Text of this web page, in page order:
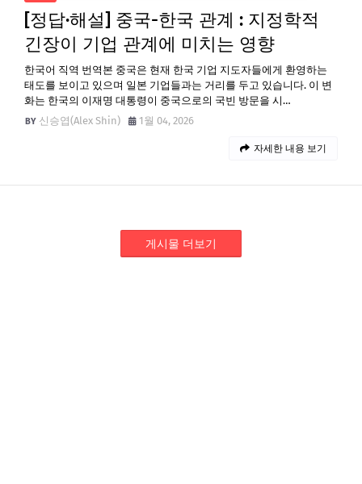
[정답·해설] 중국-한국 관계 : 지정학적
긴장이 기업 관계에 미치는 영향
한국어 직역 번역본 중국은 현재 한국 기업 지도자들에게 환영하는
태도를 보이고 있으며 일본 기업들과는 거리를 두고 있습니다. 이 변
화는 한국의 이재명 대통령이 중국으로의 국빈 방문을 시…
신승엽(Alex Shin)
1월 04, 2026
자세한 내용 보기
게시물 더보기